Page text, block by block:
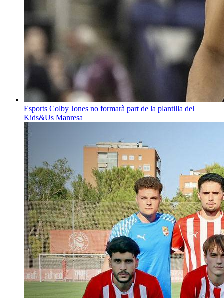
Esports Colby Jones no formarà part de la plantilla del
Kids&Us Manresa